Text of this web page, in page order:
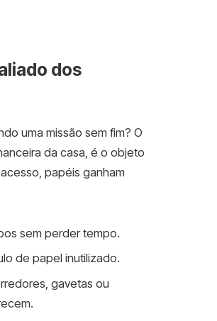
dos
uma missão sem fim? O
da casa, é o objeto
papéis ganham
sem perder tempo.
de papel inutilizado.
gavetas ou